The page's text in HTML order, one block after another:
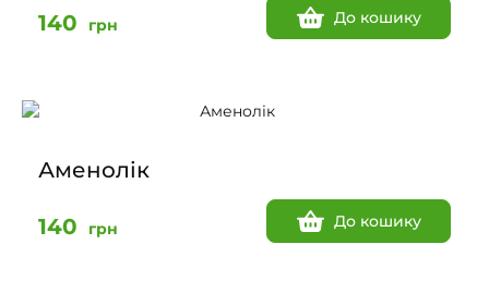
140 грн До кошику
Аменолік
140 грн До кошику